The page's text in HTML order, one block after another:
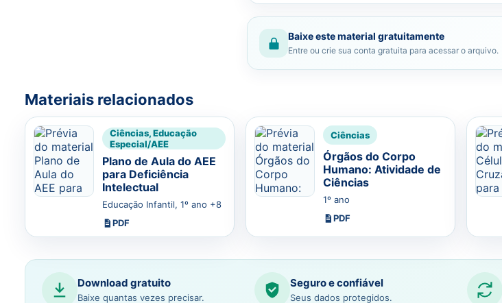
Baixe este material gratuitamente
Entre ou crie sua conta gratuita para acessar o arquivo.
Materiais relacionados
Ciências, Educação
Especial/AEE
Plano de Aula do AEE
para Deficiência
Intelectual
Educação Infantil, 1º ano +8
PDF
Ciências
Órgãos do Corpo
Humano: Atividade de
Ciências
1º ano
PDF
Download gratuito
Baixe quantas vezes precisar.
Seguro e confiável
Seus dados protegidos.